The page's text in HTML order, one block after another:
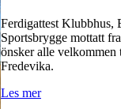
Ferdigattest Klubbhus,
Sportsbrygge mottatt
önsker alle velkommen
Fredevika.
Les mer